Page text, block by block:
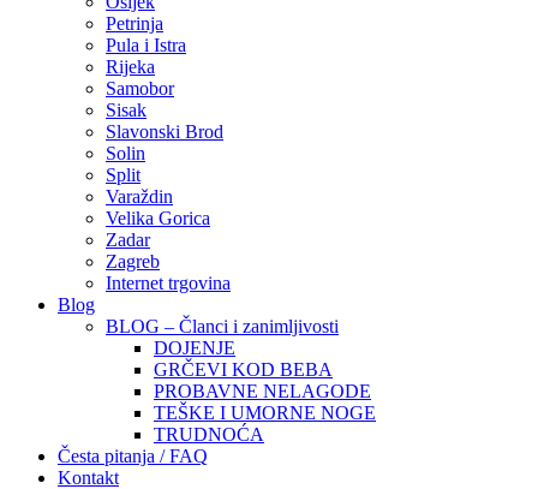
Petrinja
Pula i Istra
Rijeka
Samobor
Sisak
Slavonski Brod
Solin
Split
Varaždin
Velika Gorica
Zadar
Zagreb
Internet trgovina
Blog
BLOG – Članci i zanimljivosti
DOJENJE
GRČEVI KOD BEBA
PROBAVNE NELAGODE
TEŠKE I UMORNE NOGE
TRUDNOĆA
Česta pitanja / FAQ
Kontakt